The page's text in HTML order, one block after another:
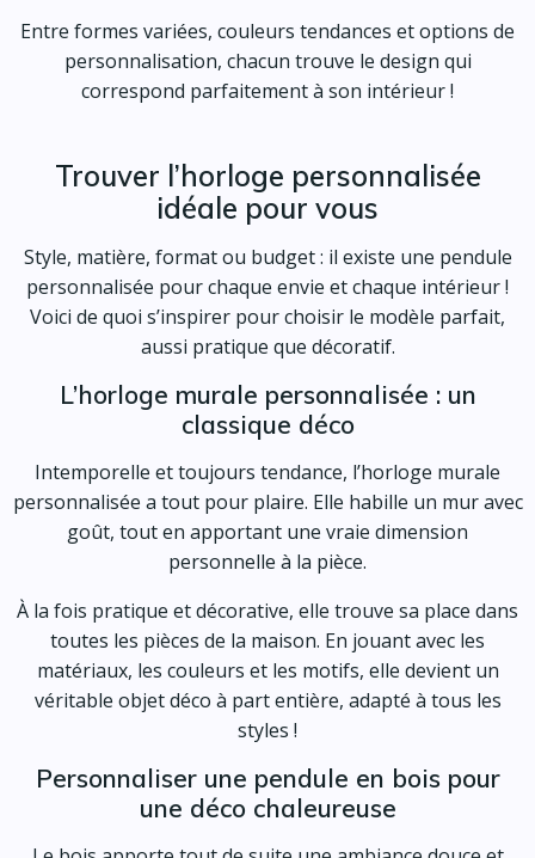
Entre formes variées, couleurs tendances et options de
personnalisation, chacun trouve le design qui
correspond parfaitement à son intérieur !
Trouver l’horloge personnalisée
idéale pour vous
Style, matière, format ou budget : il existe une pendule
personnalisée pour chaque envie et chaque intérieur !
Voici de quoi s’inspirer pour choisir le modèle parfait,
aussi pratique que décoratif.
L’horloge murale personnalisée : un
classique déco
Intemporelle et toujours tendance, l’horloge murale
personnalisée a tout pour plaire. Elle habille un mur avec
goût, tout en apportant une vraie dimension
personnelle à la pièce.
À la fois pratique et décorative, elle trouve sa place dans
toutes les pièces de la maison. En jouant avec les
matériaux, les couleurs et les motifs, elle devient un
véritable objet déco à part entière, adapté à tous les
styles !
Personnaliser une pendule en bois pour
une déco chaleureuse